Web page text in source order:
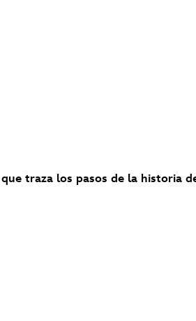
traza los pasos de la historia